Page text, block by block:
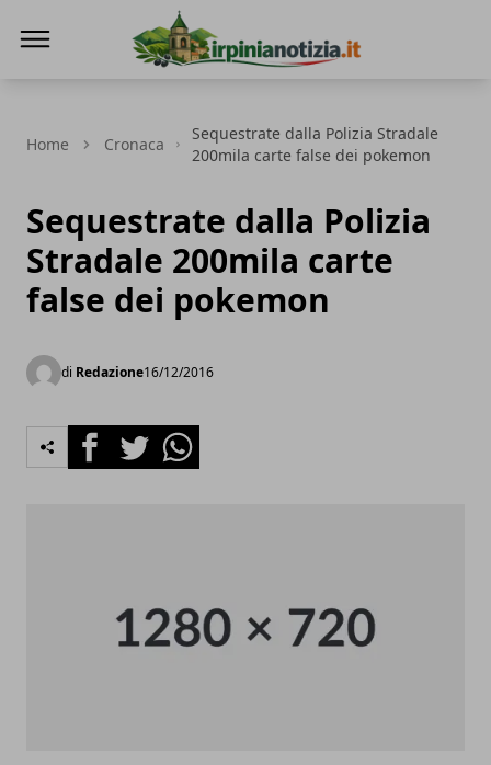
Home Cronaca
Sequestrate dalla Polizia Stradale
200mila carte false dei pokemon
Sequestrate dalla Polizia
Stradale 200mila carte
false dei pokemon
di Redazione16/12/2016
FacebookTwitterWhatsapp